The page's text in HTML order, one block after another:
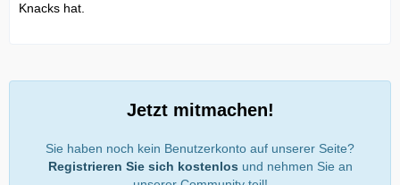
Knacks hat.
Jetzt mitmachen!
Sie haben noch kein Benutzerkonto auf unserer Seite?
Registrieren Sie sich kostenlos und nehmen Sie an